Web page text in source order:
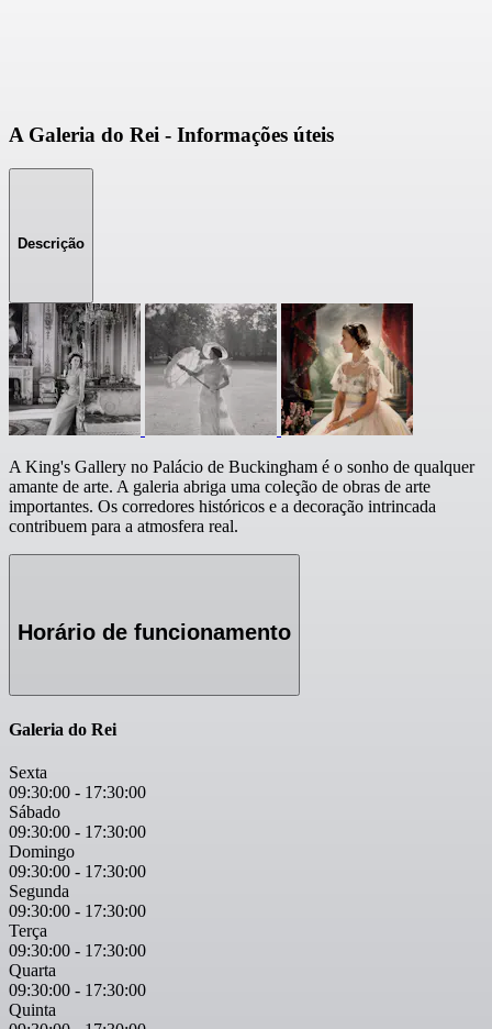
A Galeria do Rei - Informações úteis
Descrição
A King's Gallery no Palácio de Buckingham é o sonho de qualquer
amante de arte. A galeria abriga uma coleção de obras de arte
importantes. Os corredores históricos e a decoração intrincada
contribuem para a atmosfera real.
Horário de funcionamento
Galeria do Rei
Sexta
09:30:00 - 17:30:00
Sábado
09:30:00 - 17:30:00
Domingo
09:30:00 - 17:30:00
Segunda
09:30:00 - 17:30:00
Terça
09:30:00 - 17:30:00
Quarta
09:30:00 - 17:30:00
Quinta